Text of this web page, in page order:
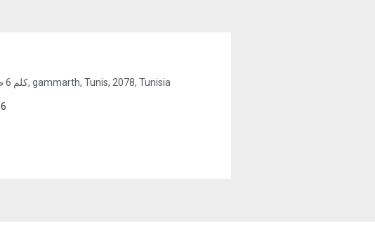
كلم 6 طريق رواد 2078 قمرت, gammarth, Tunis, 2078, Tunisia